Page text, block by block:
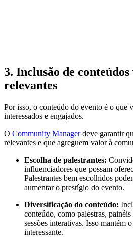
3. Inclusão de conteúdos
relevantes
Por isso, o conteúdo do evento é o que
interessados e engajados.
O Community Managerdeve garantir
relevantes e que agreguem valor à
Escolha de palestrantes:
influenciadores que possam
Palestrantes bem escolhidos
aumentar o prestígio do evento.
Diversificação do conteúdo:
conteúdo, como palestras,
sessões interativas. Isso mantém
interessante.